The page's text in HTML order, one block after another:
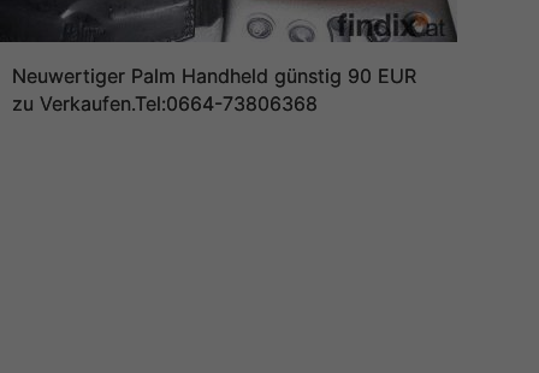
Neuwertiger Palm Handheld günstig 90 EUR
zu Verkaufen.Tel:0664-73806368